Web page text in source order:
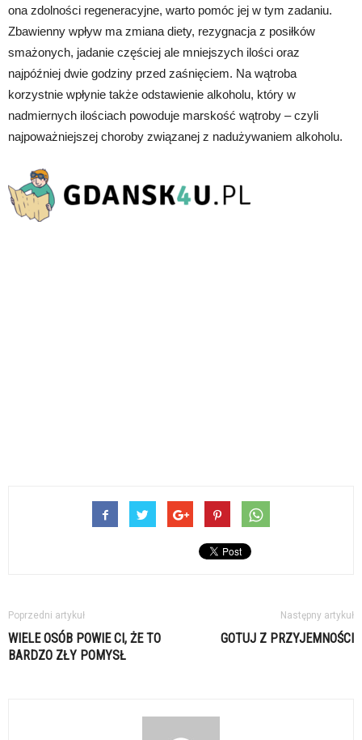
ona zdolności regeneracyjne, warto pomóc jej w tym zadaniu.
Zbawienny wpływ ma zmiana diety, rezygnacja z posiłków
smażonych, jadanie częściej ale mniejszych ilości oraz
najpóźniej dwie godziny przed zaśnięciem. Na wątroba
korzystnie wpłynie także odstawienie alkoholu, który w
nadmiernych ilościach powoduje marskość wątroby – czyli
najpoważniejszej choroby związanej z nadużywaniem alkoholu.
Poprzedni artykuł
WIELE OSÓB POWIE CI, ŻE TO
BARDZO ZŁY POMYSŁ
Następny artykuł
GOTUJ Z PRZYJEMNOŚCI